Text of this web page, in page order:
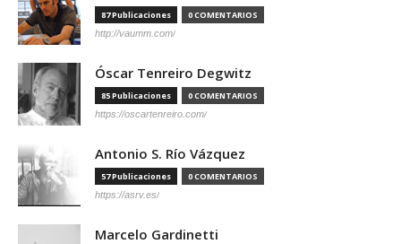
87 Publicaciones 0 COMENTARIOS
http://vaumm.com/
Óscar Tenreiro Degwitz
85 Publicaciones 0 COMENTARIOS
https://oscartenreiro.com/
Antonio S. Río Vázquez
57 Publicaciones 0 COMENTARIOS
https://asrv.es/
Marcelo Gardinetti